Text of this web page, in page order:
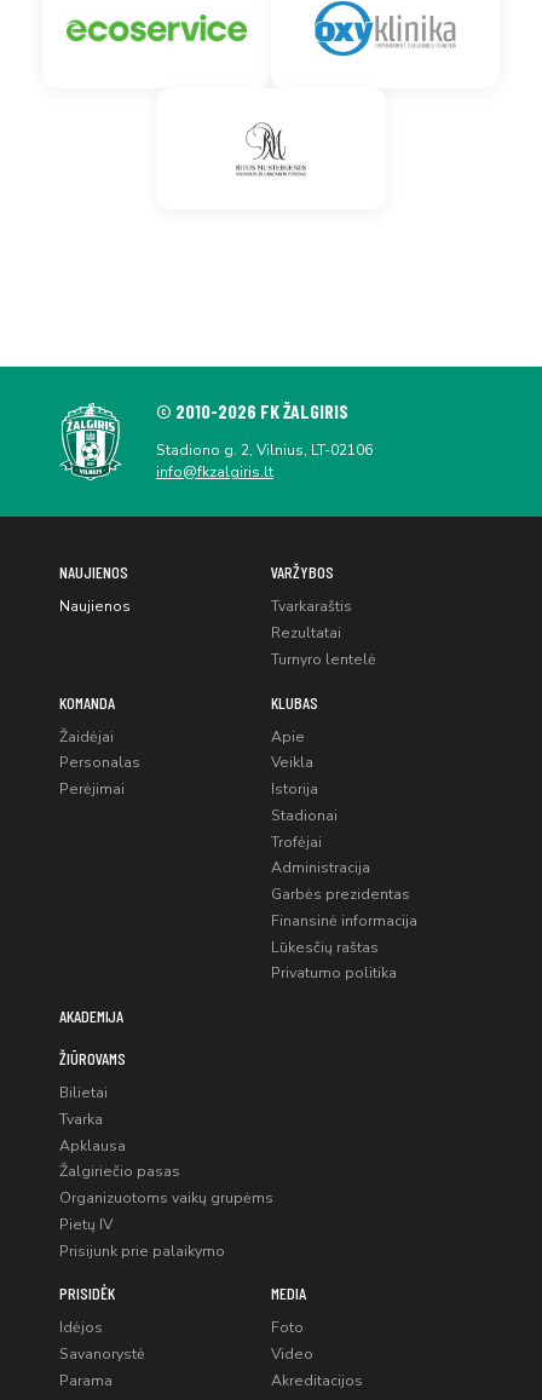
© 2010-2026 FK ŽALGIRIS
Stadiono g. 2, Vilnius, LT-02106
info@fkzalgiris.lt
NAUJIENOS
Naujienos
VARŽYBOS
Tvarkaraštis
Rezultatai
Turnyro lentelė
KOMANDA
Žaidėjai
Personalas
Perėjimai
KLUBAS
Apie
Veikla
Istorija
Stadionai
Trofėjai
Administracija
Garbės prezidentas
Finansinė informacija
Lūkesčių raštas
Privatumo politika
AKADEMIJA
ŽIŪROVAMS
Bilietai
Tvarka
Apklausa
Žalgiriečio pasas
Organizuotoms vaikų grupėms
Pietų IV
Prisijunk prie palaikymo
PRISIDĖK
Idėjos
Savanorystė
Parama
MEDIA
Foto
Video
Akreditacijos